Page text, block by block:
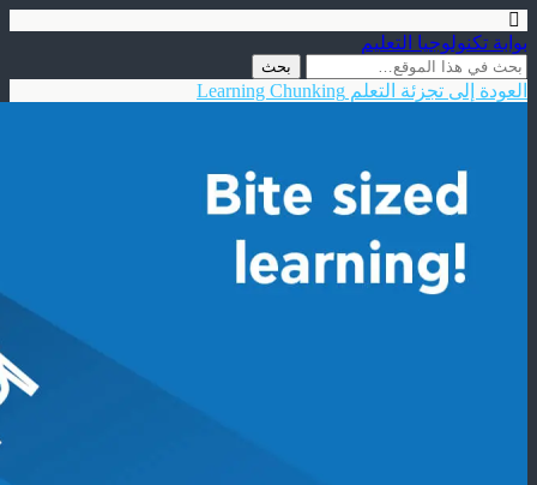
بوابة تكنولوجيا التعليم
العودة إلى تجزئة التعلم Learning Chunking